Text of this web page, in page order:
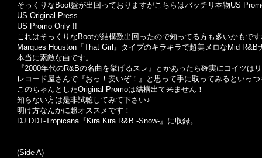
そっくりなBoot盤が出回っておりますがこちらはバッチリ本物US
US Original Press.
US Promo Only !!
これはそっくりなBootが結構数出回ったので知ってる方も多いかもで
Marques Houston『That Girl』タイプのキラキラで超美メロなMid R&B
本当に素敵な曲です。
『2000年代のR&Bの名曲を挙げるスレ』とかあったら確実にコイツは
レコード屋さんで『おっ！安いぞ！』と思って手に取ってみるといっ
このちゃんとしたOriginal Promoは結構出て来ません！
知らない方は是非試聴してみて下さい♪
明け方なんかに超オススメです！
DJ DDT-Tropicana『Kira Kira R&B -Snow-』に収録。
(Side A)